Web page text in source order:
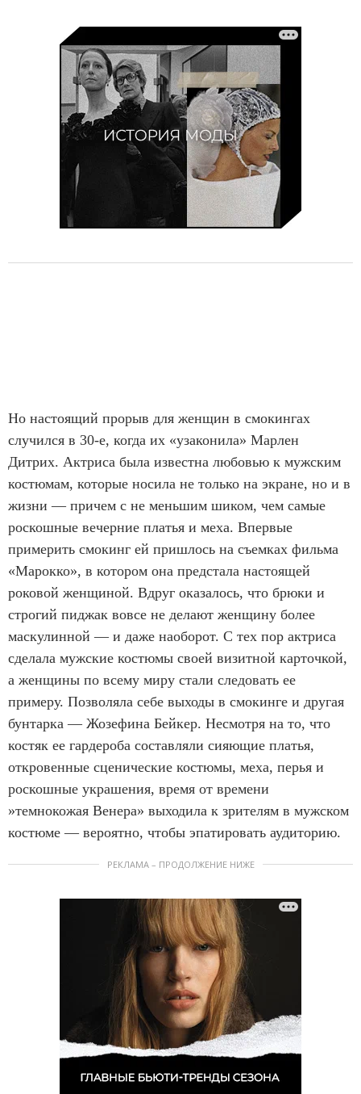
Но настоящий прорыв для женщин в смокингах
случился в 30-е, когда их «узаконила» Марлен
Дитрих. Актриса была известна любовью к мужским
костюмам, которые носила не только на экране, но и в
жизни — причем с не меньшим шиком, чем самые
роскошные вечерние платья и меха. Впервые
примерить смокинг ей пришлось на съемках фильма
«Марокко», в котором она предстала настоящей
роковой женщиной. Вдруг оказалось, что брюки и
строгий пиджак вовсе не делают женщину более
маскулинной — и даже наоборот. С тех пор актриса
сделала мужские костюмы своей визитной карточкой,
а женщины по всему миру стали следовать ее
примеру. Позволяла себе выходы в смокинге и другая
бунтарка — Жозефина Бейкер. Несмотря на то, что
костяк ее гардероба составляли сияющие платья,
откровенные сценические костюмы, меха, перья и
роскошные украшения, время от времени
»темнокожая Венера» выходила к зрителям в мужском
костюме — вероятно, чтобы эпатировать аудиторию.
РЕКЛАМА – ПРОДОЛЖЕНИЕ НИЖЕ